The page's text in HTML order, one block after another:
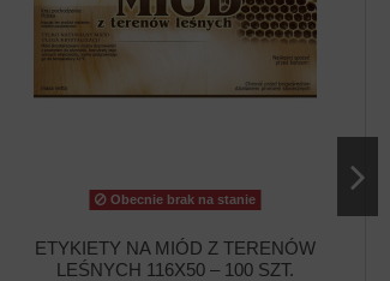
Obecnie brak na stanie
ETYKIETY NA MIÓD Z TERENÓW
LEŚNYCH 116X50 – 100 SZT.